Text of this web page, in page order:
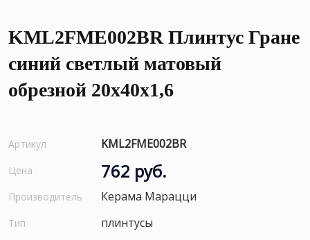
KML2FME002BR Плинтус Гране
синий светлый матовый
обрезной 20x40x1,6
Артикул KML2FME002BR
Цена 762 руб.
Производитель Керама Марацци
Тип плинтусы